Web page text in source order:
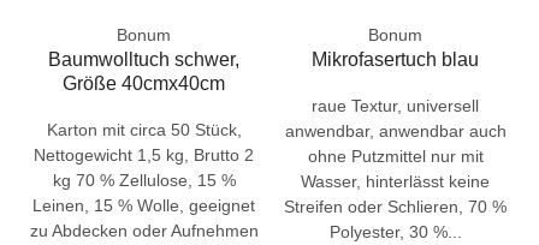
Bonum
Baumwolltuch schwer,
Größe 40cmx40cm
Karton mit circa 50 Stück,
Nettogewicht 1,5 kg, Brutto 2
kg 70 % Zellulose, 15 %
Leinen, 15 % Wolle, geeignet
zu Abdecken oder Aufnehmen
Bonum
Mikrofasertuch blau
raue Textur, universell
anwendbar, anwendbar auch
ohne Putzmittel nur mit
Wasser, hinterlässt keine
Streifen oder Schlieren, 70 %
Polyester, 30 %...